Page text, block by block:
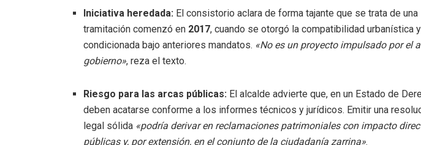
Iniciativa heredada: El consistorio aclara de forma tajante que se trata de
tramitación comenzó en 2017, cuando se otorgó la compatibilidad urbanística
condicionada bajo anteriores mandatos. «No es un proyecto impulsado por el
gobierno», reza el texto.
Riesgo para las arcas públicas: El alcalde advierte que, en un Estado de
deben acatarse conforme a los informes técnicos y jurídicos. Emitir una
legal sólida «podría derivar en reclamaciones patrimoniales con impacto
públicas y, por extensión, en el conjunto de la ciudadanía zarrina».